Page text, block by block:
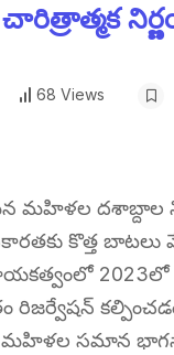
68 Views
మహిళల దశాబ్దాల
కొత్త
2023లో
మహిళల సమాన